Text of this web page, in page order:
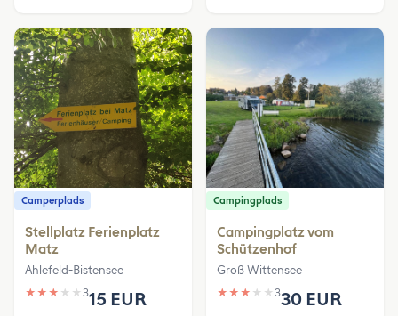
Camperplads
Stellplatz Ferienplatz
Matz
Ahlefeld-Bistensee
★ ★ ★ ★ ★ 315 EUR
Campingplads
Campingplatz vom
Schützenhof
Groß Wittensee
★ ★ ★ ★ ★ 330 EUR